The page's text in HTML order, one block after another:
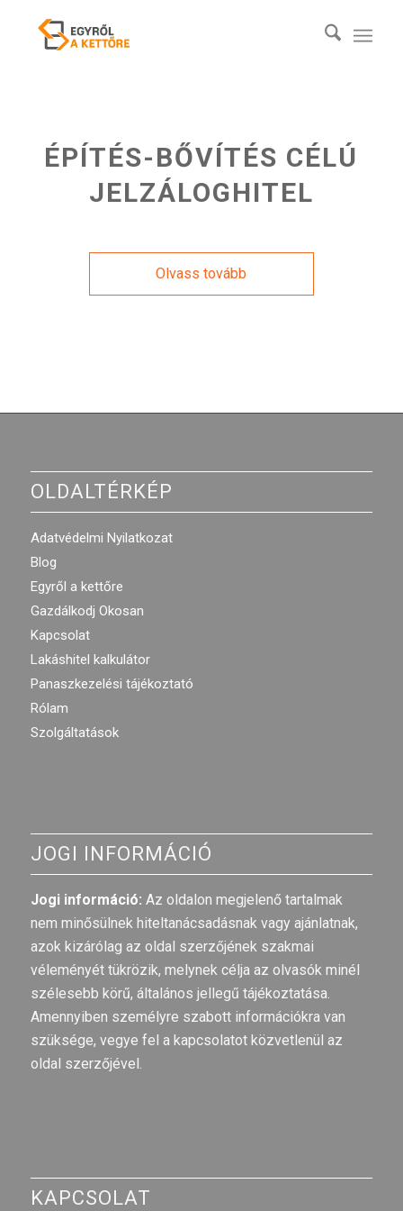
ÉPÍTÉS-BŐVÍTÉS CÉLÚ
JELZÁLOGHITEL
Olvass tovább
OLDALTÉRKÉP
Adatvédelmi Nyilatkozat
Blog
Egyről a kettőre
Gazdálkodj Okosan
Kapcsolat
Lakáshitel kalkulátor
Panaszkezelési tájékoztató
Rólam
Szolgáltatások
JOGI INFORMÁCIÓ
Jogi információ: Az oldalon megjelenő tartalmak
nem minősülnek hiteltanácsadásnak vagy ajánlatnak,
azok kizárólag az oldal szerzőjének szakmai
véleményét tükrözik, melynek célja az olvasók minél
szélesebb körű, általános jellegű tájékoztatása.
Amennyiben személyre szabott információkra van
szüksége, vegye fel a kapcsolatot közvetlenül az
oldal szerzőjével.
KAPCSOLAT